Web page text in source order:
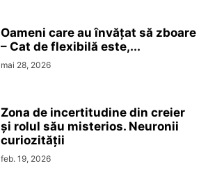
Oameni care au învățat să zboare
– Cat de flexibilă este,...
mai 28, 2026
Zona de incertitudine din creier
şi rolul său misterios. Neuronii
curiozităţii
feb. 19, 2026